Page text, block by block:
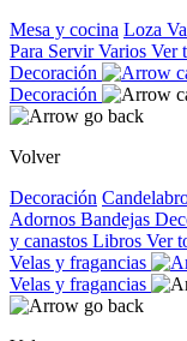
Mesa y cocina Loza
Para ServirVarios Ver
Decoración
Decoración
Volver
Decoración
Adornos Bandejas
y canastos Libros Ver
Velas y fragancias
Velas y fragancias